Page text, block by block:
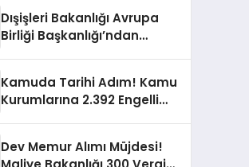
Dışişleri Bakanlığı Avrupa
Birliği Başkanlığı’ndan
Kamuda Tarihi Adım! Kamu
Kurumlarına 2.392 Engelli
Dev Memur Alımı Müjdesi!